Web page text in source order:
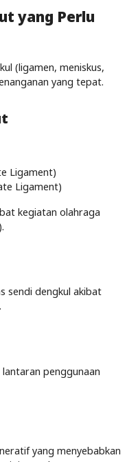
yang Perlu
(ligamen, meniskus,
yang tepat.
Ligament)
Ligament)
kegiatan olahraga
sendi dengkul akibat
penggunaan
yang menyebabkan